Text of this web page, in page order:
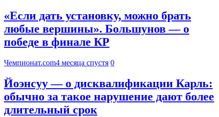
«Если дать установку, можно брать
любые вершины». Большунов — о
победе в финале КР
Чемпионат.com4 месяца спустя 0
Йоэнсуу — о дисквалификации Карль:
обычно за такое нарушение дают более
длительный срок